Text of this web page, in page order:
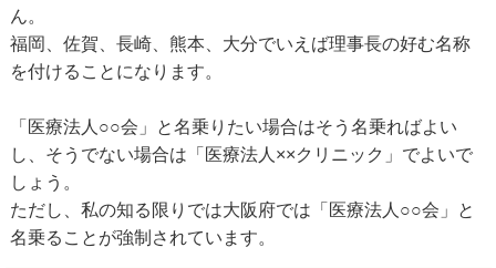
ん。
福岡、佐賀、長崎、熊本、大分でいえば理事長の好む名称
を付けることになります。
「医療法人○○会」と名乗りたい場合はそう名乗ればよい
し、そうでない場合は「医療法人××クリニック」でよいで
しょう。
ただし、私の知る限りでは大阪府では「医療法人○○会」と
名乗ることが強制されています。